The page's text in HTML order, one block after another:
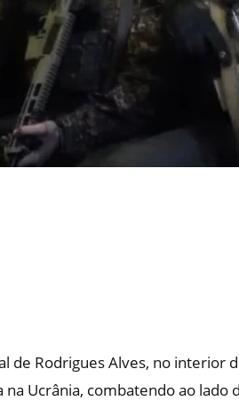
de Rodrigues Alves, no interior
Ucrânia, combatendo ao lado